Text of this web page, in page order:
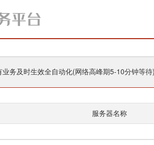
务及时生效全自动化(网络高峰期5-10分钟等
服务器名称